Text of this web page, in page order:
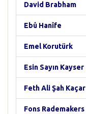
David Brabham
Ebû Hanîfe
Emel Korutürk
Esin Sayın Kayser
Feth Ali Şah Kaçar
Fons Rademakers